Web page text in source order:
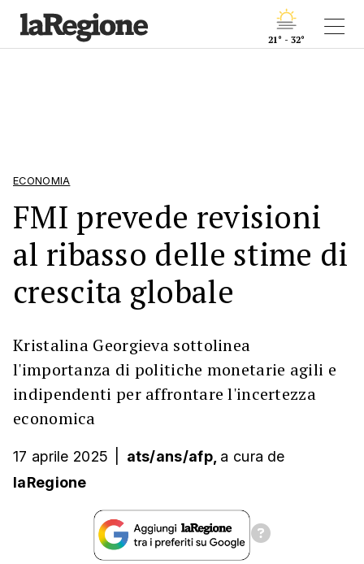
21° - 32°
ECONOMIA
FMI prevede revisioni
al ribasso delle stime di
crescita globale
Kristalina Georgieva sottolinea
l'importanza di politiche monetarie agili e
indipendenti per affrontare l'incertezza
economica
17 aprile 2025 ats/ans/afp, a cura de
laRegione